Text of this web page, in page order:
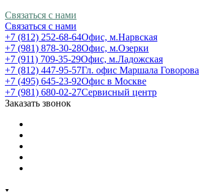
Связаться с нами
Связаться с нами
+7 (812) 252-68-64Офис, м.Нарвская
+7 (981) 878-30-28Офис, м.Озерки
+7 (911) 709-35-29Офис, м.Ладожская
+7 (812) 447-95-57Гл. офис Маршала Говорова
+7 (495) 645-23-92Офис в Москве
+7 (981) 680-02-27Сервисный центр
Заказать звонок